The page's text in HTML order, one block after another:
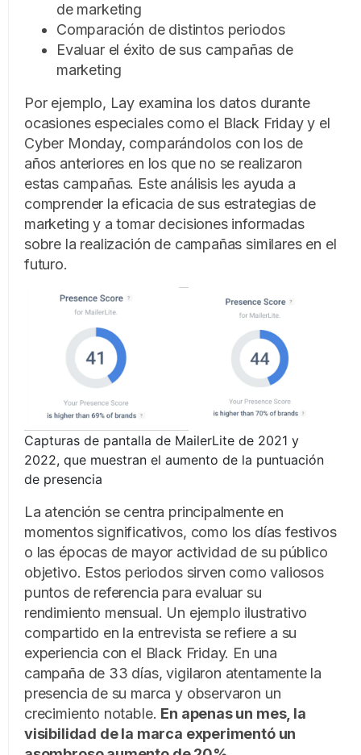
de marketing
Comparación de distintos periodos
Evaluar el éxito de sus campañas de
marketing
Por ejemplo, Lay examina los datos durante
ocasiones especiales como el Black Friday y el
Cyber Monday, comparándolos con los de
años anteriores en los que no se realizaron
estas campañas. Este análisis les ayuda a
comprender la eficacia de sus estrategias de
marketing y a tomar decisiones informadas
sobre la realización de campañas similares en el
futuro.
Capturas de pantalla de MailerLite de 2021 y
2022, que muestran el aumento de la puntuación
de presencia
La atención se centra principalmente en
momentos significativos, como los días festivos
o las épocas de mayor actividad de su público
objetivo. Estos periodos sirven como valiosos
puntos de referencia para evaluar su
rendimiento mensual. Un ejemplo ilustrativo
compartido en la entrevista se refiere a su
experiencia con el Black Friday. En una
campaña de 33 días, vigilaron atentamente la
presencia de su marca y observaron un
crecimiento notable. En apenas un mes, la
visibilidad de la marca experimentó un